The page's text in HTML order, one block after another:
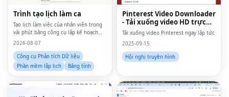
Trình tạo lịch làm ca
Tạo lịch làm việc của nhân viên trong
vài phút bằng công cụ lập kế hoạch
trực tuyến đơn giản
2026-08-07
Công cụ Phân tích Dữ liệu
Phần mềm lập lịch
Bảng tính
Pinterest Video Downloader
- Tải xuống video HD trực
tuyến
Tải xuống video Pinterest ngay lập tức
2025-09-15
Hội nghị truyền hình